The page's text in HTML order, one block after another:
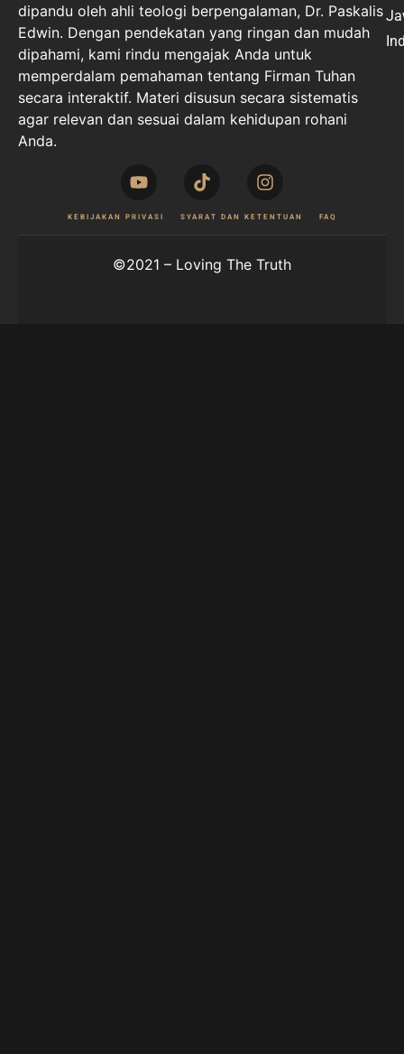
dipandu oleh ahli teologi berpengalaman, Dr. Paskalis
Edwin. Dengan pendekatan yang ringan dan mudah
dipahami, kami rindu mengajak Anda untuk
memperdalam pemahaman tentang Firman Tuhan
secara interaktif. Materi disusun secara sistematis
agar relevan dan sesuai dalam kehidupan rohani
Anda.
KEBIJAKAN PRIVASI SYARAT DAN KETENTUAN FAQ
©2021 – Loving The Truth